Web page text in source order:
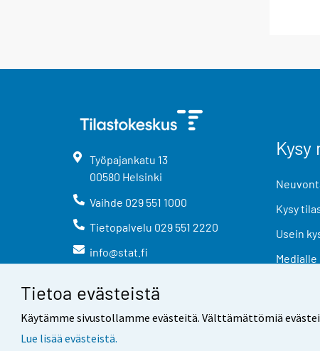
Tietoa evästeistä
Käytämme sivustollamme evästeitä. Välttämättömiä
Lue lisää evästeistä.
Työpajankatu 13
00580 Helsinki
Vaihde 029 551 1000
Tietopalvelu 029 551 2220
info@stat.fi
Kysy
Kysy
Usein
Medialle